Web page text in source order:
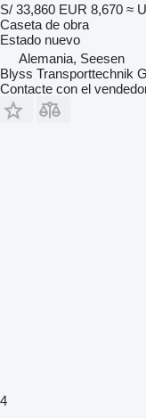
S/ 33,860 EUR 8,670 ≈
Caseta de obra
Estado nuevo
Alemania, Seesen
Blyss Transporttechnik
Contacte con el
4